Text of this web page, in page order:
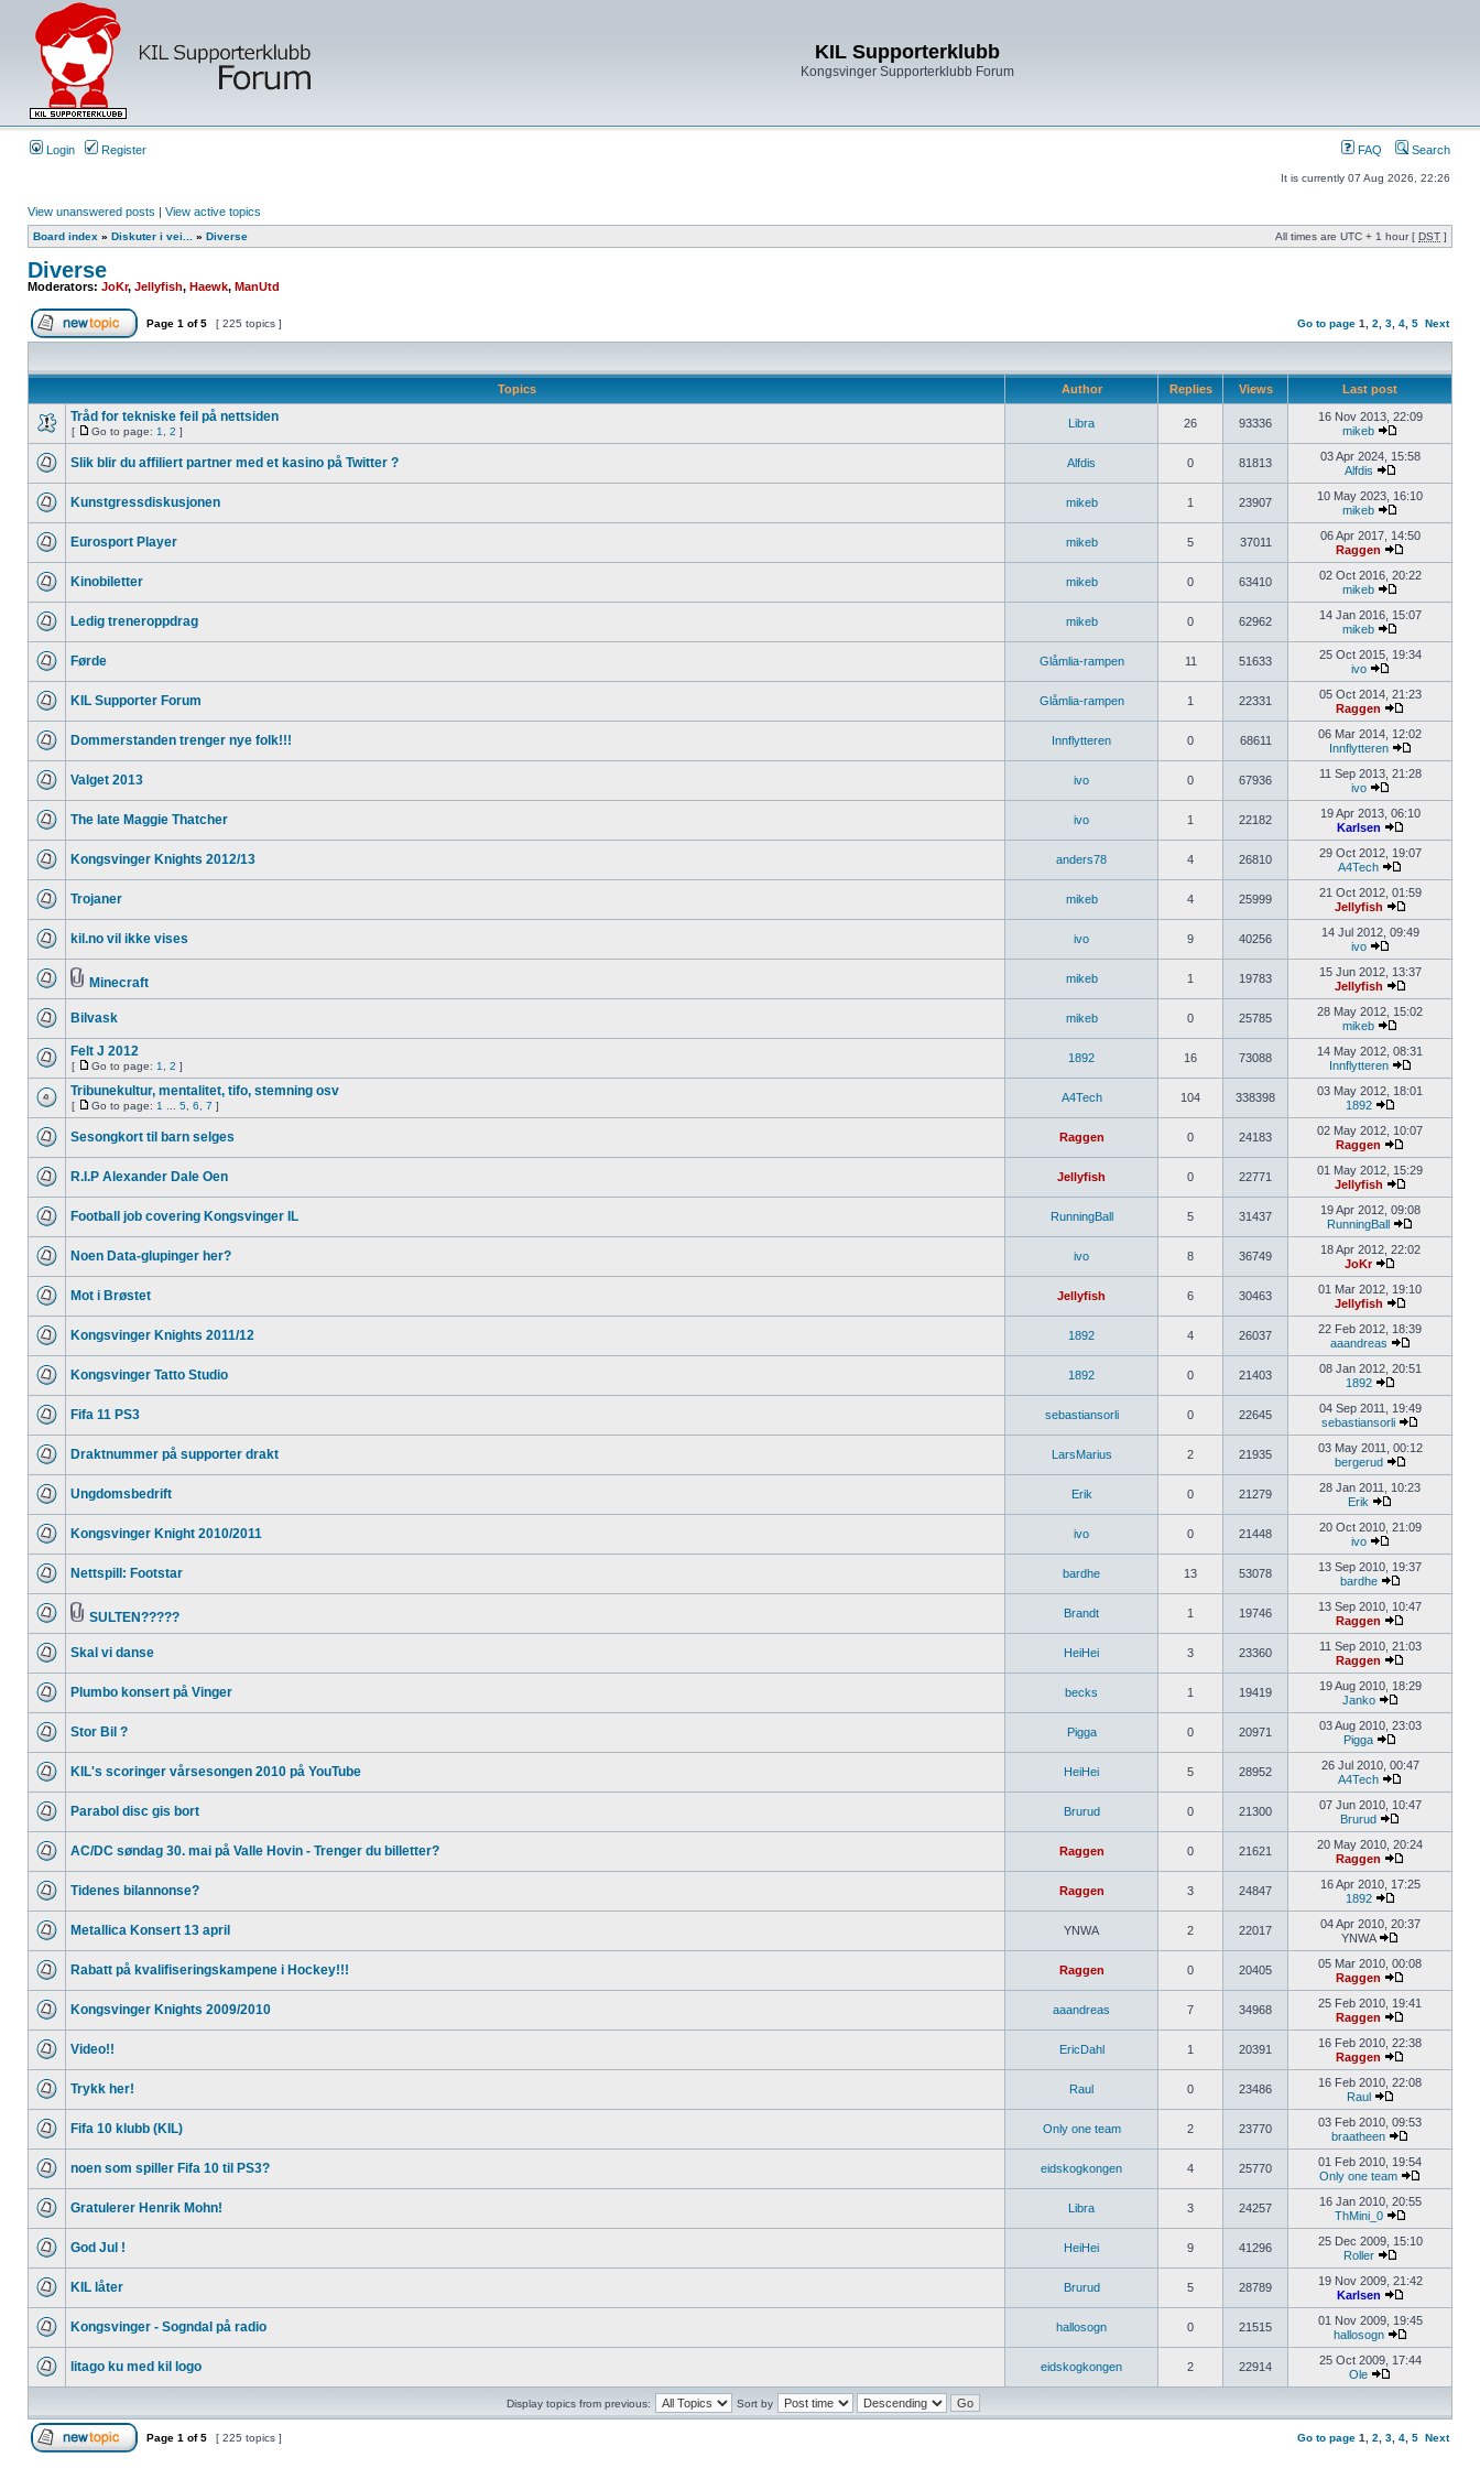
KIL Supporterklubb
Kongsvinger Supporterklubb Forum
Login Register FAQ Search
It is currently 07 Aug 2026, 22:26
View unanswered posts | View active topics
Board index » Diskuter i vei... » Diverse All times are UTC + 1 hour [ DST ]
Diverse
Moderators: JoKr, Jellyfish, Haewk, ManUtd
Page 1 of5 [ 225 topics ] Go to page 1 2 3 4 5 Next
Topics Author Replies Views Last post
Tråd for tekniske feil på nettsiden
[ Go to page: 1 2 ]
Libra 26 93336
16 Nov 2013, 22:09
mikeb
Slik blir du affiliert partner med et kasino på Twitter ? Alfdis 0 81813
03 Apr 2024, 15:58
Alfdis
Kunstgressdiskusjonen mikeb 1 23907
10 May 2023, 16:10
mikeb
Eurosport Player mikeb 5 37011
06 Apr 2017, 14:50
Raggen
Kinobiletter mikeb 0 63410
02 Oct 2016, 20:22
mikeb
Ledig treneroppdrag mikeb 0 62962
14 Jan 2016, 15:07
mikeb
Førde Glåmlia-rampen 11 51633
25 Oct 2015, 19:34
ivo
KIL Supporter Forum Glåmlia-rampen 1 22331
05 Oct 2014, 21:23
Raggen
Dommerstanden trenger nye folk!!! Innflytteren 0 68611
06 Mar 2014, 12:02
Innflytteren
Valget 2013 ivo 0 67936
11 Sep 2013, 21:28
ivo
The late Maggie Thatcher ivo 1 22182
19 Apr 2013, 06:10
Karlsen
Kongsvinger Knights 2012/13 anders78 4 26810
29 Oct 2012, 19:07
A4Tech
Trojaner mikeb 4 25999
21 Oct 2012, 01:59
Jellyfish
kil.no vil ikke vises ivo 9 40256
14 Jul 2012, 09:49
ivo
Minecraft mikeb 1 19783
15 Jun 2012, 13:37
Jellyfish
Bilvask mikeb 0 25785
28 May 2012, 15:02
mikeb
Felt J 2012
[ Go to page: 1 2 ]
1892 16 73088
14 May 2012, 08:31
Innflytteren
Tribunekultur, mentalitet, tifo, stemning osv
[ Go to page: 1 5 6 7 ]
A4Tech 104 338398
03 May 2012, 18:01
1892
Sesongkort til barn selges Raggen 0 24183
02 May 2012, 10:07
Raggen
R.I.P Alexander Dale Oen Jellyfish 0 22771
01 May 2012, 15:29
Jellyfish
Football job covering Kongsvinger IL RunningBall 5 31437
19 Apr 2012, 09:08
RunningBall
Noen Data-glupinger her? ivo 8 36749
18 Apr 2012, 22:02
JoKr
Mot i Brøstet Jellyfish 6 30463
01 Mar 2012, 19:10
Jellyfish
Kongsvinger Knights 2011/12 1892 4 26037
22 Feb 2012, 18:39
aaandreas
Kongsvinger Tatto Studio 1892 0 21403
08 Jan 2012, 20:51
1892
Fifa 11 PS3 sebastiansorli 0 22645
04 Sep 2011, 19:49
sebastiansorli
Draktnummer på supporter drakt LarsMarius 2 21935
03 May 2011, 00:12
bergerud
Ungdomsbedrift Erik 0 21279
28 Jan 2011, 10:23
Erik
Kongsvinger Knight 2010/2011 ivo 0 21448
20 Oct 2010, 21:09
ivo
Nettspill: Footstar bardhe 13 53078
13 Sep 2010, 19:37
bardhe
SULTEN????? Brandt 1 19746
13 Sep 2010, 10:47
Raggen
Skal vi danse HeiHei 3 23360
11 Sep 2010, 21:03
Raggen
Plumbo konsert på Vinger becks 1 19419
19 Aug 2010, 18:29
Janko
Stor Bil ? Pigga 0 20971
03 Aug 2010, 23:03
Pigga
KIL's scoringer vårsesongen 2010 på YouTube HeiHei 5 28952
26 Jul 2010, 00:47
A4Tech
Parabol disc gis bort Brurud 0 21300
07 Jun 2010, 10:47
Brurud
AC/DC søndag 30. mai på Valle Hovin - Trenger du billetter? Raggen 0 21621
20 May 2010, 20:24
Raggen
Tidenes bilannonse? Raggen 3 24847
16 Apr 2010, 17:25
1892
Metallica Konsert 13 april YNWA 2 22017
04 Apr 2010, 20:37
YNWA
Rabatt på kvalifiseringskampene i Hockey!!! Raggen 0 20405
05 Mar 2010, 00:08
Raggen
Kongsvinger Knights 2009/2010 aaandreas 7 34968
25 Feb 2010, 19:41
Raggen
Video!! EricDahl 1 20391
16 Feb 2010, 22:38
Raggen
Trykk her! Raul 0 23486
16 Feb 2010, 22:08
Raul
Fifa 10 klubb (KIL) Only one team 2 23770
03 Feb 2010, 09:53
braatheen
noen som spiller Fifa 10 til PS3? eidskogkongen 4 25770
01 Feb 2010, 19:54
Only one team
Gratulerer Henrik Mohn! Libra 3 24257
16 Jan 2010, 20:55
ThMini_0
God Jul ! HeiHei 9 41296
25 Dec 2009, 15:10
Roller
KIL låter Brurud 5 28789
19 Nov 2009, 21:42
Karlsen
Kongsvinger - Sogndal på radio hallosogn 0 21515
01 Nov 2009, 19:45
hallosogn
litago ku med kil logo eidskogkongen 2 22914
25 Oct 2009, 17:44
Ole
Display topics from previous: Sort by
Page 1 of5 [ 225 topics ] Go to page 1 2 3 4 5 Next